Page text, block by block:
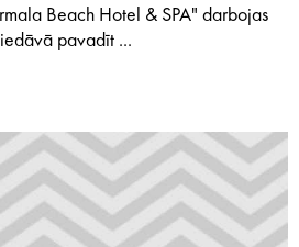
Beach Hotel & SPA" darbojas
pavadīt ...